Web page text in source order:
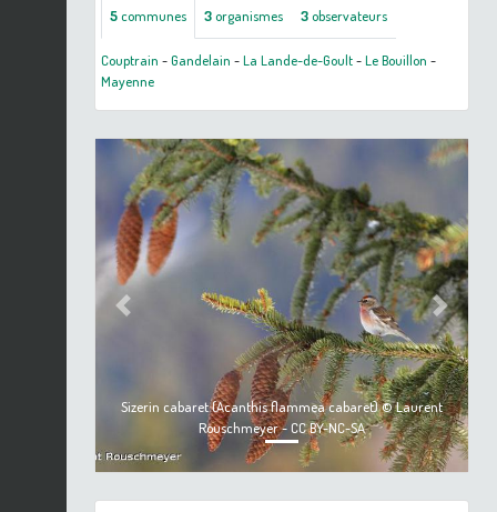
5communes 3organismes 3observateurs
Couptrain -Gandelain -La Lande-de-Goult-Le Bouillon -
Mayenne
Sizerin cabaret (Acanthis flammea cabaret) © Laurent
Rouschmeyer - CC BY-NC-SA
Previous Next